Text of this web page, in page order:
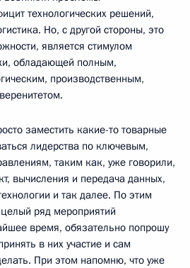
технологических решений,
Но, с другой стороны, это
является стимулом
обладающей полным,
производственным,
заместить какие-то товарные
лидерства по ключевым,
таким как, уже говорили,
вычисления и передача данных,
и так далее. По этим
ряд мероприятий
время, обязательно попрошу
в них участие и сам
При этом напомню, что уже